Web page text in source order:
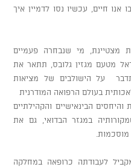
חיים, עכשיו נסו לדמיין איך
מצטיינת, מי שנבחרה פעמיים
בישראל מטעם מגזין גלובס, תתאר את
על הישולבים של מציאות
בעולם הרפואה המודרנית
הבינאישיים והקהילתיים
במגזר הבדואי, גם את
לעבודתה כרופאה במחלקה